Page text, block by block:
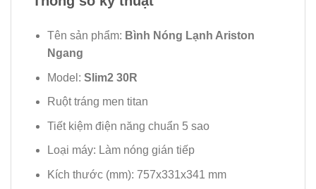
Tên sản phẩm: Bình Nóng Lạnh Ariston
Ngang
Model: Slim2 30R
Ruột tráng men titan
Tiết kiệm điện năng chuẩn 5 sao
Loại máy: Làm nóng gián tiếp
Kích thước (mm): 757x331x341 mm